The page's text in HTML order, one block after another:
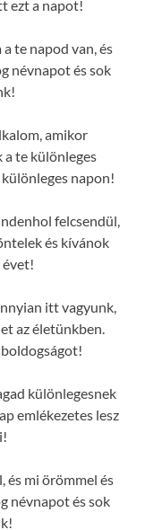
ezt a napot!
te napod van, és
névnapot és sok
amikor
te különleges
napon!
felcsendül,
és kívánok
évet!
itt vagyunk,
az életünkben.
különlegesnek
emlékezetes lesz
és mi örömmel és
névnapot és sok